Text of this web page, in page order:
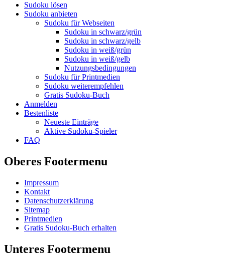
Sudoku lösen
Sudoku anbieten
Sudoku für Webseiten
Sudoku in schwarz/grün
Sudoku in schwarz/gelb
Sudoku in weiß/grün
Sudoku in weiß/gelb
Nutzungsbedingungen
Sudoku für Printmedien
Sudoku weiterempfehlen
Gratis Sudoku-Buch
Anmelden
Bestenliste
Neueste Einträge
Aktive Sudoku-Spieler
FAQ
Oberes Footermenu
Impressum
Kontakt
Datenschutzerklärung
Sitemap
Printmedien
Gratis Sudoku-Buch erhalten
Unteres Footermenu